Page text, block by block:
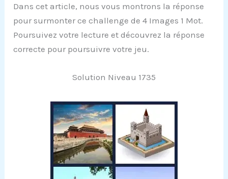
Dans cet article, nous vous montrons la réponse
pour surmonter ce challenge de 4 Images 1 Mot.
Poursuivez votre lecture et découvrez la réponse
correcte pour poursuivre votre jeu.
Solution Niveau 1735